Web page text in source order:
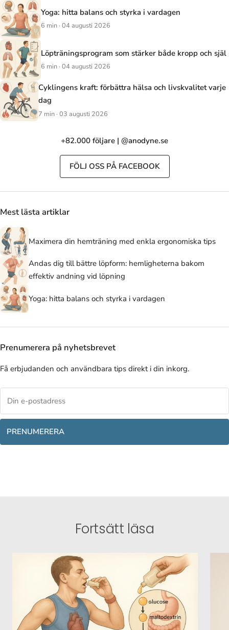
Yoga: hitta balans och styrka i vardagen
6 min · 04 augusti 2026
Löpträningsprogram som stärker både kropp och själ
6 min · 04 augusti 2026
Cyklingens kraft: förbättra hälsa och livskvalitet varje
dag
7 min · 03 augusti 2026
+82.000 följare | @anodyne.se
FÖLJ OSS PÅ FACEBOOK
Mest lästa artiklar
Maximera din hemträning med enkla ergonomiska tips
Andas dig till bättre löpform: hemligheterna bakom
effektiv andning vid löpning
Yoga: hitta balans och styrka i vardagen
Prenumerera på nyhetsbrevet
Få erbjudanden och användbara tips direkt i din inkorg.
PRENUMERERA
Fortsätt läsa